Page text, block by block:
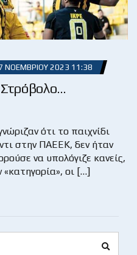
ΝΟΕΜΒΡΊΟΥ 2023 11:38
ότι το παιχνίδι
στην ΠΑΕΕΚ, δεν ήταν
να υπολόγιζε κανείς,
οι […]